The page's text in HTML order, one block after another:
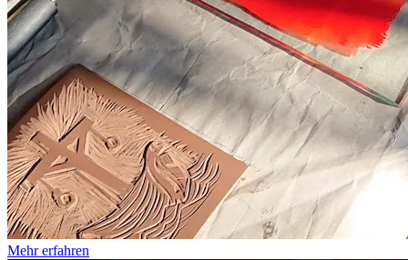
Mehr erfahren